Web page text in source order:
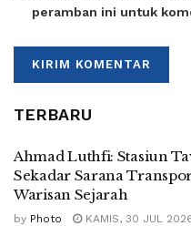
peramban ini untuk
TERBARU
Ahmad Luthfi: Stasiun
Sekadar Sarana
Warisan Sejarah
by Photo KAMIS, 30 JUL